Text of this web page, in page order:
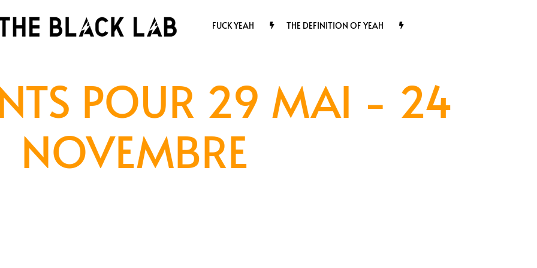
FUCK YEAH THE DEFINITION OF YEAH
POUR 29 MAI - 24
NOVEMBRE